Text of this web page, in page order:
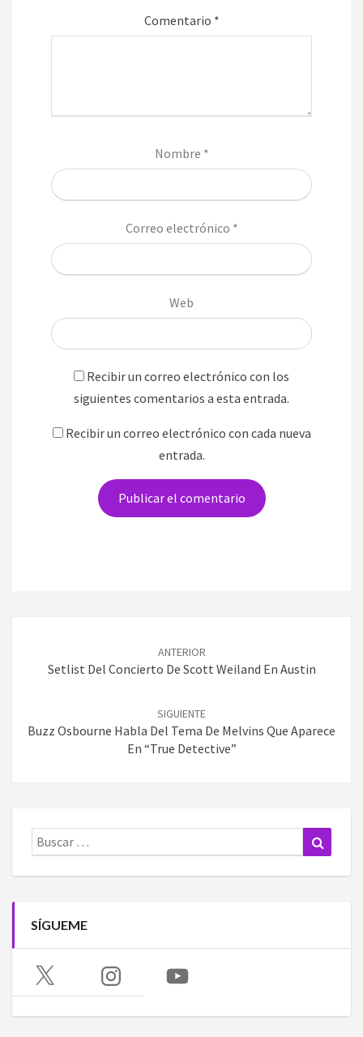
Comentario *
Nombre *
Correo electrónico *
Web
Recibir un correo electrónico con los
siguientes comentarios a esta entrada.
Recibir un correo electrónico con cada nueva
entrada.
entradas
ANTERIOR
Setlist Del Concierto De Scott Weiland En Austin
SIGUIENTE
Buzz Osbourne Habla Del Tema De Melvins Que Aparece
En “True Detective”
Buscar:
SÍGUEME
X Instagram YouTube